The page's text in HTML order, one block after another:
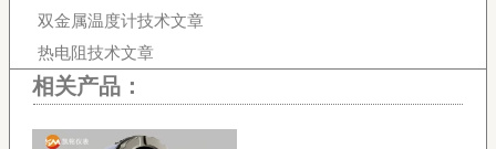
双金属温度计技术文章
热电阻技术文章
相关产品：